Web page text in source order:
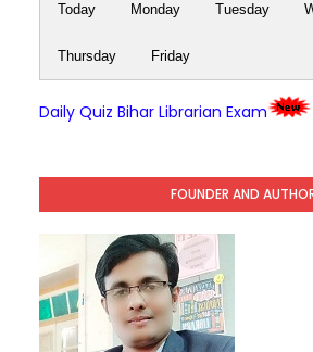
Today Monday Tuesday
Thursday Friday
Daily Quiz Bihar Librarian Exam
FOUNDER AND